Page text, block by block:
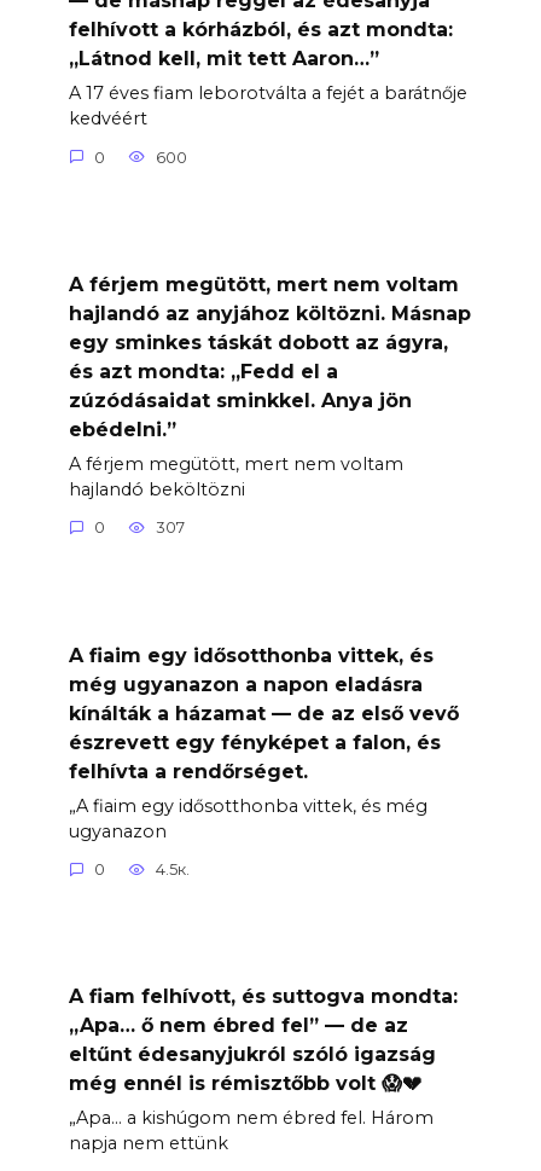
felhívott a kórházból, és azt mondta:
„Látnod kell, mit tett Aaron…”
A 17 éves fiam leborotválta a fejét a barátnője
kedvéért
0 600
A férjem megütött, mert nem voltam
hajlandó az anyjához költözni. Másnap
egy sminkes táskát dobott az ágyra,
és azt mondta: „Fedd el a
zúzódásaidat sminkkel. Anya jön
ebédelni.”
A férjem megütött, mert nem voltam
hajlandó beköltözni
0 307
A fiaim egy idősotthonba vittek, és
még ugyanazon a napon eladásra
kínálták a házamat — de az első vevő
észrevett egy fényképet a falon, és
felhívta a rendőrséget.
„A fiaim egy idősotthonba vittek, és még
ugyanazon
0 4.5к.
A fiam felhívott, és suttogva mondta:
„Apa… ő nem ébred fel” — de az
eltűnt édesanyjukról szóló igazság
még ennél is rémisztőbb volt 😱💔
„Apa… a kishúgom nem ébred fel. Három
napja nem ettünk